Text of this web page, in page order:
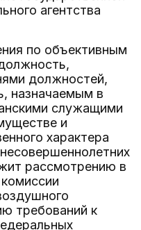
агентства
по объективным
должностей,
назначаемым в
служащими
и
характера
рассмотрению в
требований к